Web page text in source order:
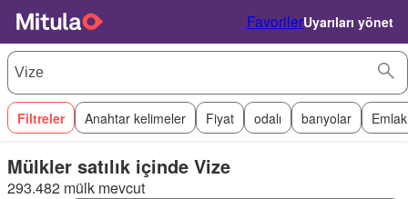
FavorilerUyarıları yönet
Filtreler Anahtar kelimeler Fiyat odalı banyolar
Mülkler satılık içinde Vize
293.482 mülk mevcut